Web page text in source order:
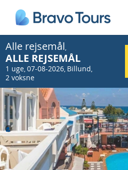
Alle rejsemål,
ALLE REJSEMÅL
1 uge,07-08-2026, Billund,
2 voksne
Prev